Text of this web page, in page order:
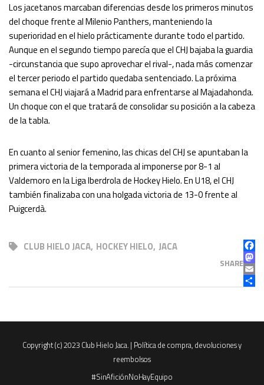
Los jacetanos marcaban diferencias desde los primeros minutos
del choque frente al Milenio Panthers, manteniendo la
superioridad en el hielo prácticamente durante todo el partido.
Aunque en el segundo tiempo parecía que el CHJ bajaba la guardia
-circunstancia que supo aprovechar el rival-, nada más comenzar
el tercer periodo el partido quedaba sentenciado. La próxima
semana el CHJ viajará a Madrid para enfrentarse al Majadahonda.
Un choque con el que tratará de consolidar su posición a la cabeza
de la tabla.
En cuanto al senior femenino, las chicas del CHJ se apuntaban la
primera victoria de la temporada al imponerse por 8-1 al
Valdemoro en la Liga Iberdrola de Hockey Hielo. En U18, el CHJ
también finalizaba con una holgada victoria de 13-0 frente al
Puigcerdà.
CLUB HIELO JACA, HOCKEY HIELO, JACA
SHARE
Copyright (c) 2023 Club Hielo Jaca. | Política de compra, devoluciones y
reembolsos
#SinAficiónNoHayEquipo